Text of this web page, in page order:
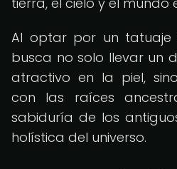
Al optar por un tatuaje
busca no solo llevar un
atractivo en la piel,
con las raíces
sabiduría de los
holística del universo.